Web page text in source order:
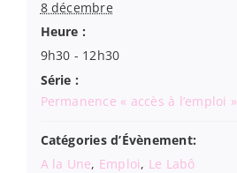
8 décembre
Heure :
9h30 - 12h30
Série :
Permanence « accès à l’emploi »
Catégories d’Évènement:
A la Une, Emploi, Le Labô